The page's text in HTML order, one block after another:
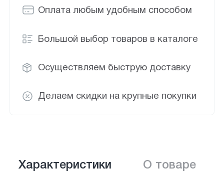
Оплата любым удобным способом
Большой выбор товаров в каталоге
Осуществляем быструю доставку
Делаем скидки на крупные покупки
Характеристики О товаре